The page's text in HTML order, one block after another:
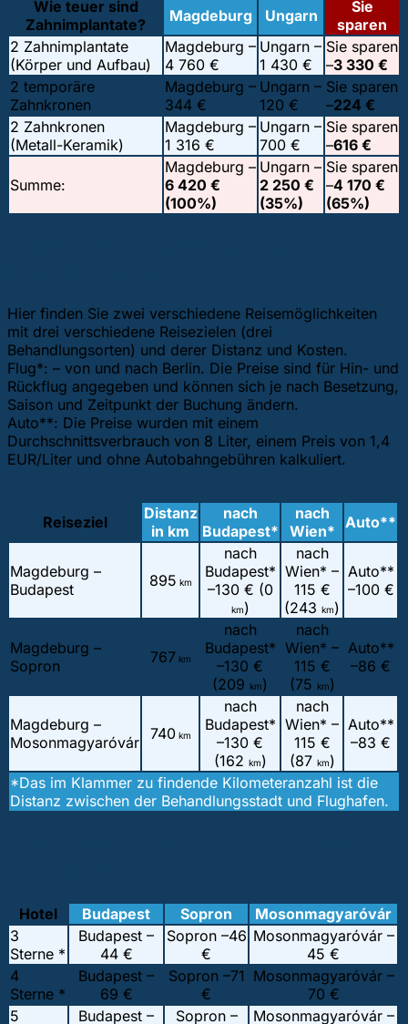
Wie teuer sind
Zahnimplantate?
Magdeburg Ungarn
Sie
sparen
2 Zahnimplantate
(Körper und Aufbau)
Magdeburg –
4 760 €
Ungarn –
1 430 €
Sie sparen
–3 330 €
2 temporäre
Zahnkronen
Magdeburg –
344 €
Ungarn –
120 €
Sie sparen
–224 €
2 Zahnkronen
(Metall-Keramik)
Magdeburg –
1 316 €
Ungarn –
700 €
Sie sparen
–616 €
Summe:
Magdeburg –
6 420 €
(100%)
Ungarn –
2 250 €
(35%)
Sie sparen
–4 170 €
(65%)
Hier finden Sie zwei verschiedene Reisemöglichkeiten
mit drei verschiedene Reisezielen (drei
Behandlungsorten) und derer Distanz und Kosten.
Flug*: – von und nach Berlin. Die Preise sind für Hin- und
Rückflug angegeben und können sich je nach Besetzung,
Saison und Zeitpunkt der Buchung ändern.
Auto**: Die Preise wurden mit einem
Durchschnittsverbrauch von 8 Liter, einem Preis von 1,4
EUR/Liter und ohne Autobahngebühren kalkuliert.
Reiseziel
Distanz
in km
nach
Budapest*
nach
Wien* Auto**
Magdeburg –
Budapest
895 km
nach
Budapest*
–130 € (0
km)
nach
Wien* –
115 €
(243 km)
Auto**
–100 €
Magdeburg –
Sopron
767 km
nach
Budapest*
–130 €
(209 km)
nach
Wien* –
115 €
(75 km)
Auto**
–86 €
Magdeburg –
Mosonmagyaróvár 740km
nach
Budapest*
–130 €
(162 km)
nach
Wien* –
115 €
(87 km)
Auto**
–83 €
*Das im Klammer zu findende Kilometeranzahl ist die
Distanz zwischen der Behandlungsstadt und Flughafen.
Hotel Budapest Sopron
Mosonmagyaróvár
3
Sterne *
Budapest –
44 €
Sopron –46
€
Mosonmagyaróvár –
45 €
4
Sterne *
Budapest –
69 €
Sopron –71
€
Mosonmagyaróvár –
70 €
5
Budapest –
Sopron –
Mosonmagyaróvár –